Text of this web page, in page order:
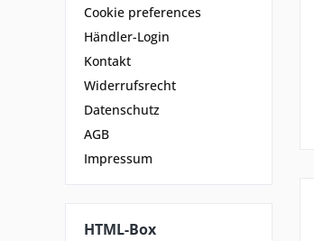
Cookie preferences
Händler-Login
Kontakt
Widerrufsrecht
Datenschutz
AGB
Impressum
HTML-Box